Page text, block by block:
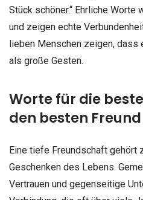
Stück schöner.“ Ehrliche
und zeigen echte
lieben Menschen zeigen,
als große Gesten.
Worte für die
den besten Freund
Eine tiefe Freundschaft gehört
Geschenken des Lebens.
Vertrauen und gegenseitige